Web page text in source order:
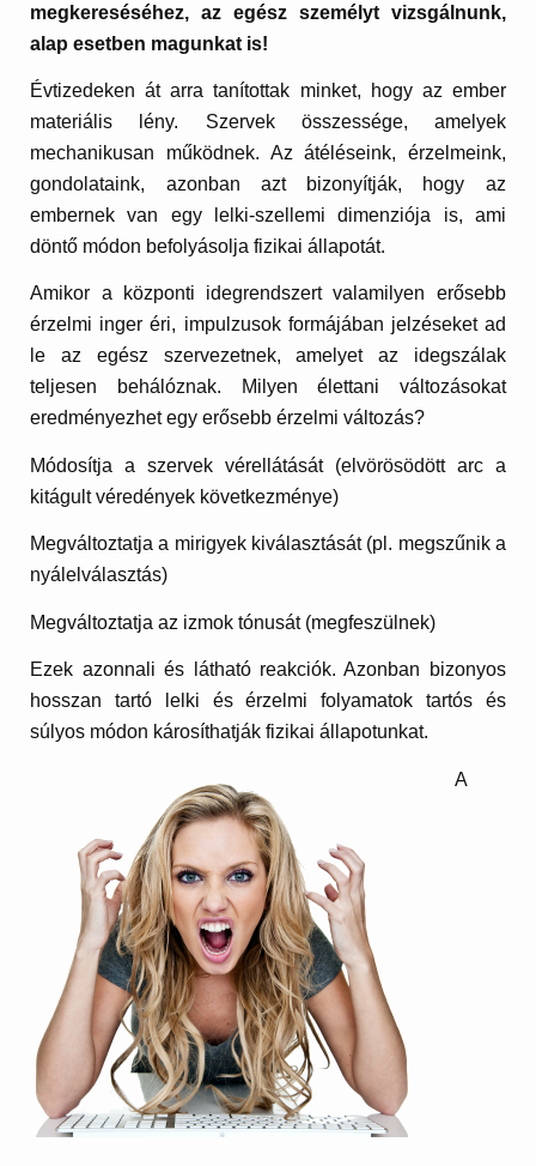
megkereséséhez, az egész személyt vizsgálnunk,
alap esetben magunkat is!
Évtizedeken át arra tanítottak minket, hogy az ember
materiális lény. Szervek összessége, amelyek
mechanikusan működnek. Az átéléseink, érzelmeink,
gondolataink, azonban azt bizonyítják, hogy az
embernek van egy lelki-szellemi dimenziója is, ami
döntő módon befolyásolja fizikai állapotát.
Amikor a központi idegrendszert valamilyen erősebb
érzelmi inger éri, impulzusok formájában jelzéseket ad
le az egész szervezetnek, amelyet az idegszálak
teljesen behálóznak. Milyen élettani változásokat
eredményezhet egy erősebb érzelmi változás?
Módosítja a szervek vérellátását (elvörösödött arc a
kitágult véredények következménye)
Megváltoztatja a mirigyek kiválasztását (pl. megszűnik a
nyálelválasztás)
Megváltoztatja az izmok tónusát (megfeszülnek)
Ezek azonnali és látható reakciók. Azonban bizonyos
hosszan tartó lelki és érzelmi folyamatok tartós és
súlyos módon károsíthatják fizikai állapotunkat.
A